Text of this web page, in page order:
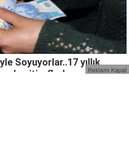
Soyuyorlar..17 yıllık
itiraflar!
Reklamı Kapat